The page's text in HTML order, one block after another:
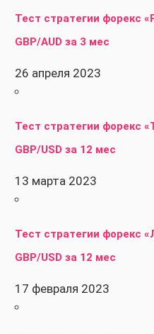
Тест стратегии форекс
GBP/AUD за 3 мес
26 апреля 2023
Тест стратегии форекс
GBP/USD за 12 мес
13 марта 2023
Тест стратегии форекс
GBP/USD за 12 мес
17 февраля 2023